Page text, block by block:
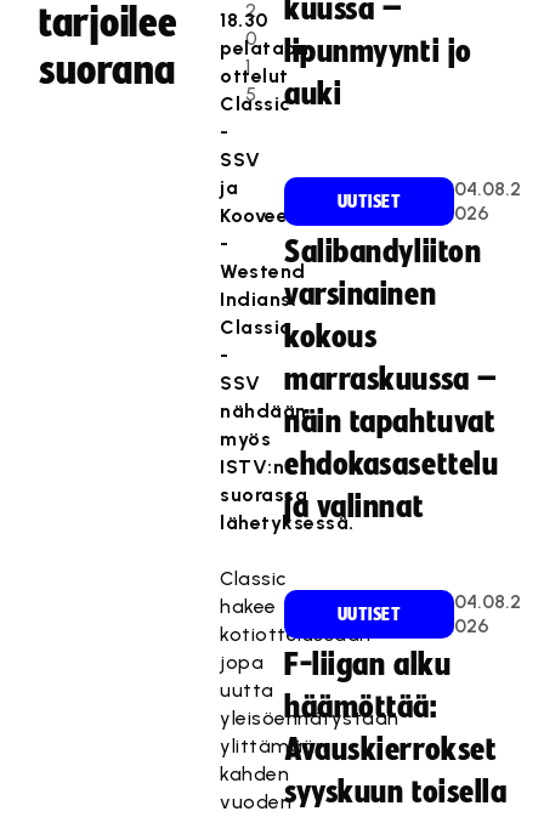
tarjoilee
suorana
2
0
1
5
18.30
pelataan
ottelut
Classic
-
SSV
ja
Koovee
-
Westend
Indians.
Classic
-
SSV
nähdään
myös
ISTV:n
suorassa
lähetyksessä.
Classic
hakee
kotiottelussaan
jopa
uutta
yleisöennätystään
ylittämään
kahden
vuoden
kuussa –
lipunmyynti jo
auki
UUTISET
04.08.2
026
Salibandyliiton
varsinainen
kokous
marraskuussa –
näin tapahtuvat
ehdokasasettelu
ja valinnat
UUTISET
04.08.2
026
F-liigan alku
häämöttää:
Avauskierrokset
syyskuun toisella